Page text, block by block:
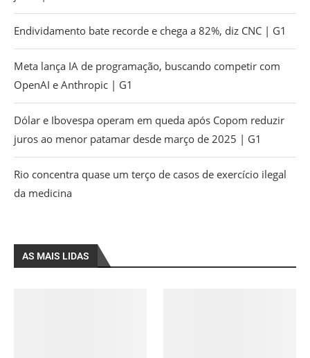
Endividamento bate recorde e chega a 82%, diz CNC | G1
Meta lança IA de programação, buscando competir com
OpenAI e Anthropic | G1
Dólar e Ibovespa operam em queda após Copom reduzir
juros ao menor patamar desde março de 2025 | G1
Rio concentra quase um terço de casos de exercício ilegal
da medicina
AS MAIS LIDAS